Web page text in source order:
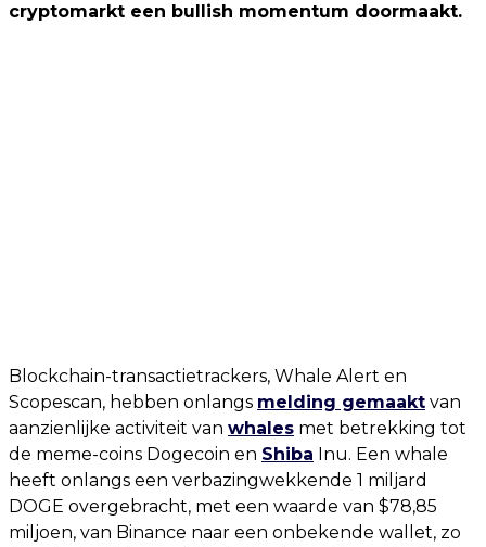
cryptomarkt een bullish momentum doormaakt.
Blockchain-transactietrackers, Whale Alert en
Scopescan, hebben onlangs melding gemaakt van
aanzienlijke activiteit van whales met betrekking tot
de meme-coins Dogecoin en Shiba Inu. Een whale
heeft onlangs een verbazingwekkende 1 miljard
DOGE overgebracht, met een waarde van $78,85
miljoen, van Binance naar een onbekende wallet, zo